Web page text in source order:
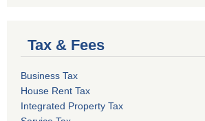
Tax & Fees
Business Tax
House Rent Tax
Integrated Property Tax